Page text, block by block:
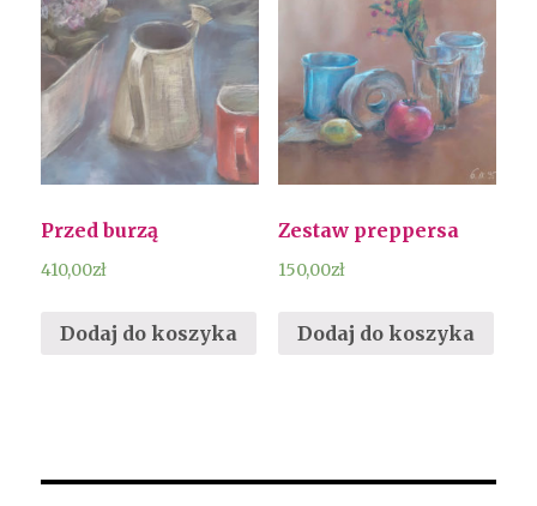
Przed burzą
410,00zł
Dodaj do koszyka
Zestaw preppersa
150,00zł
Dodaj do koszyka